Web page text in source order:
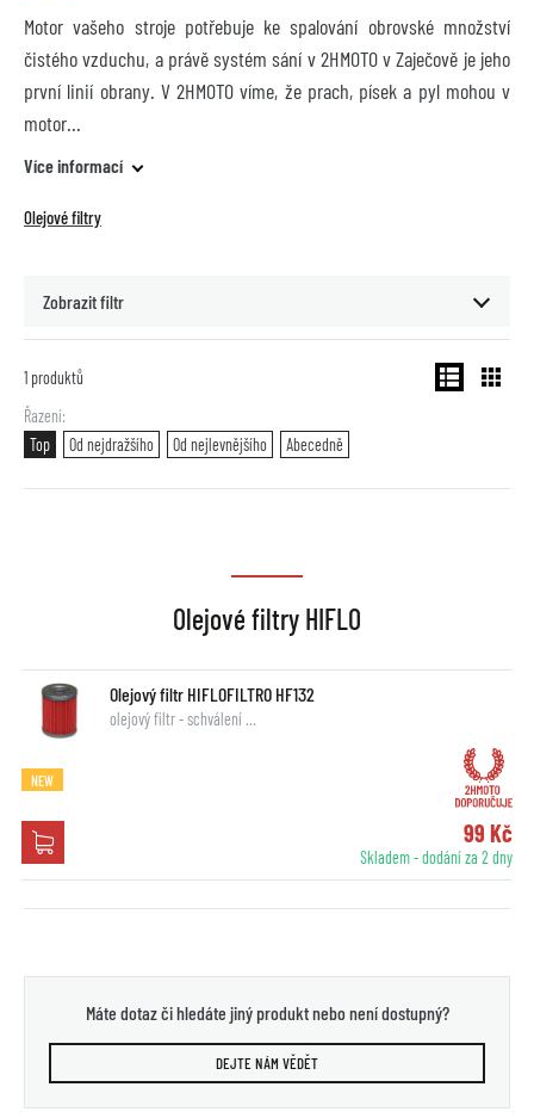
Motor vašeho stroje potřebuje ke spalování obrovské množství
čistého vzduchu, a právě systém sání v 2HMOTO v Zaječově je jeho
první linií obrany. V 2HMOTO víme, že prach, písek a pyl mohou v
motor
Více informací
Olejové filtry
Zobrazit filtr
1 produktů
Řazení
Top
Od nejdražšího Od nejlevnějšího Abecedně
Olejové filtry HIFLO
Olejový filtr HIFLOFILTRO HF132
olejový filtr - schválení …
NEW
99 Kč
Skladem - dodání za 2 dny
Máte dotaz či hledáte jiný produkt nebo není dostupný?
DEJTE NÁM VĚDĚT